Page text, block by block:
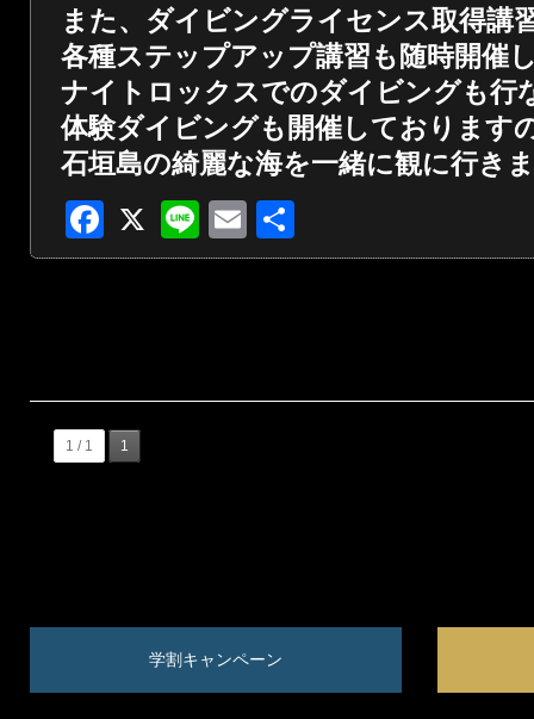
また、ダイビングライセンス取得講
各種ステップアップ講習も随時開催
ナイトロックスでのダイビングも行
体験ダイビングも開催しております
石垣島の綺麗な海を一緒に観に行き
Facebook
X LineEmail
有
1 / 1 1
学割キャンペーン